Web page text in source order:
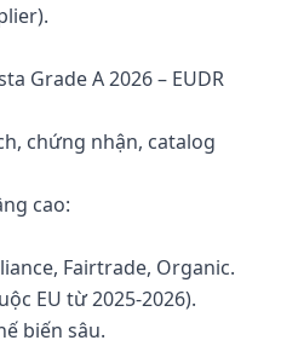
Grade A 2026 – EUDR
chứng nhận, catalog
cao:
Fairtrade, Organic.
EU từ 2025-2026).
biến sâu.